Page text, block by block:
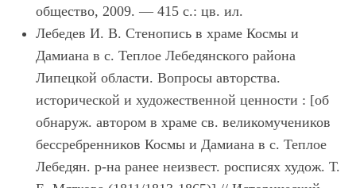
общество, 2009. — 415 с.: цв. ил.
Лебедев И. В. Стенопись в храме Космы и
Дамиана в с. Теплое Лебедянского района
Липецкой области. Вопросы авторства.
исторической и художественной ценности : [об
обнаруж. автором в храме св. великомучеников
бессребренников Космы и Дамиана в с. Теплое
Лебедян. р-на ранее неизвест. росписях худож. Т.